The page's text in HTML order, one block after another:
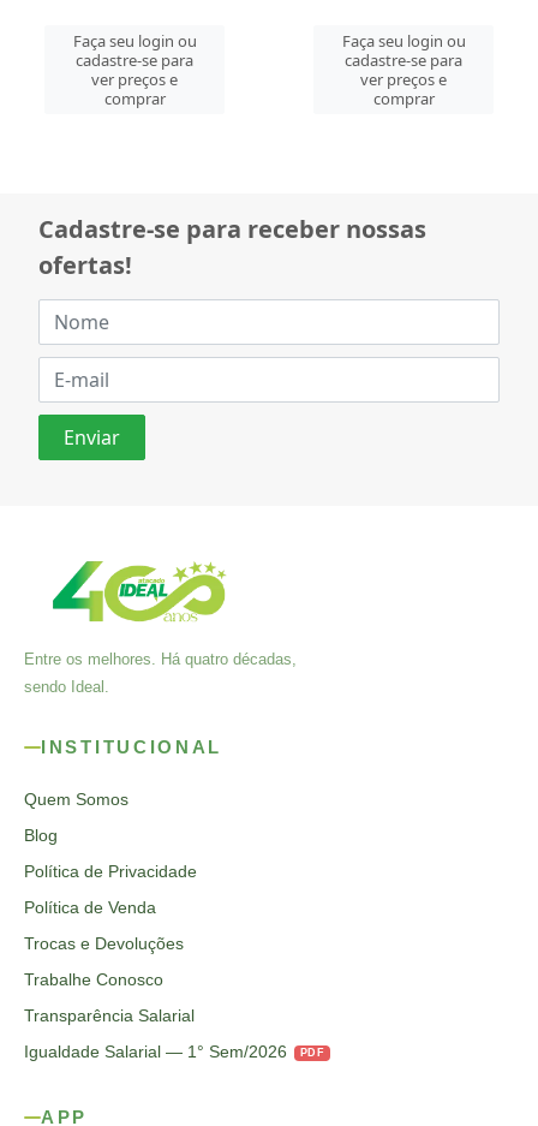
Faça seu login ou
cadastre-se para
ver preços e
comprar
Faça seu login ou
cadastre-se para
ver preços e
comprar
Cadastre-se para receber nossas
ofertas!
Entre os melhores. Há quatro décadas,
sendo Ideal.
INSTITUCIONAL
Quem Somos
Blog
Política de Privacidade
Política de Venda
Trocas e Devoluções
Trabalhe Conosco
Transparência Salarial
Igualdade Salarial — 1° Sem/2026
PDF
APP